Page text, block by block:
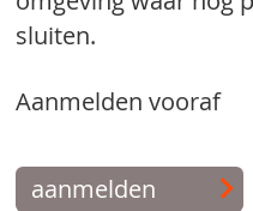
sluiten.
Aanmelden vooraf
aanmelden